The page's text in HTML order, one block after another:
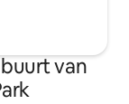
van